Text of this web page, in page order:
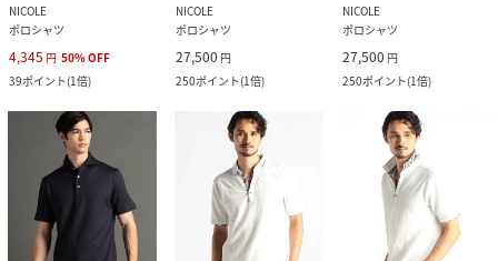
NICOLE
ポロシャツ
4,345 円 50%OFF
39ポイント(1倍)
NICOLE
ポロシャツ
27,500 円
250ポイント(1倍)
NICOLE
ポロシャツ
27,500 円
250ポイント(1倍)